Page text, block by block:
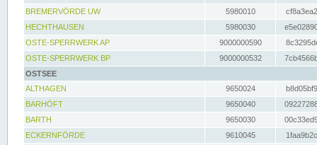
BREMERVÖRDE UW
5980010
HECHTHAUSEN
5980030
OSTE-SPERRWERK AP
9000000590
OSTE-SPERRWERK BP
9000000532
OSTSEE
ALTHAGEN
9650024
BARHÖFT
9650040
BARTH
9650030
ECKERNFÖRDE
9610045